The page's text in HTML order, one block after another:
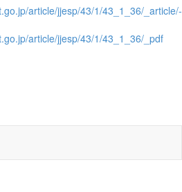
article/jjesp/43/1/43_1_36/_article/-
article/jjesp/43/1/43_1_36/_pdf